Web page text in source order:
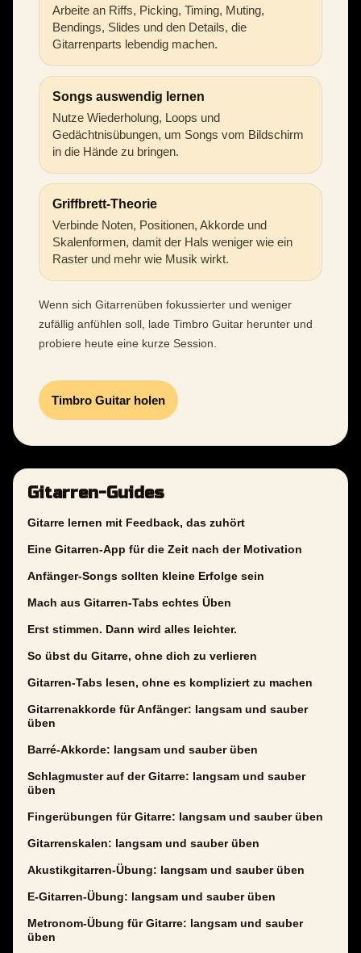
Arbeite an Riffs, Picking, Timing, Muting,
Bendings, Slides und den Details, die
Gitarrenparts lebendig machen.
Songs auswendig lernen
Nutze Wiederholung, Loops und
Gedächtnisübungen, um Songs vom Bildschirm
in die Hände zu bringen.
Griffbrett-Theorie
Verbinde Noten, Positionen, Akkorde und
Skalenformen, damit der Hals weniger wie ein
Raster und mehr wie Musik wirkt.
Wenn sich Gitarrenüben fokussierter und weniger
zufällig anfühlen soll, lade Timbro Guitar herunter und
probiere heute eine kurze Session.
Timbro Guitar holen
Gitarren-Guides
Gitarre lernen mit Feedback, das zuhört
Eine Gitarren-App für die Zeit nach der Motivation
Anfänger-Songs sollten kleine Erfolge sein
Mach aus Gitarren-Tabs echtes Üben
Erst stimmen. Dann wird alles leichter.
So übst du Gitarre, ohne dich zu verlieren
Gitarren-Tabs lesen, ohne es kompliziert zu machen
Gitarrenakkorde für Anfänger: langsam und sauber
üben
Barré-Akkorde: langsam und sauber üben
Schlagmuster auf der Gitarre: langsam und sauber
üben
Fingerübungen für Gitarre: langsam und sauber üben
Gitarrenskalen: langsam und sauber üben
Akustikgitarren-Übung: langsam und sauber üben
E-Gitarren-Übung: langsam und sauber üben
Metronom-Übung für Gitarre: langsam und sauber
üben